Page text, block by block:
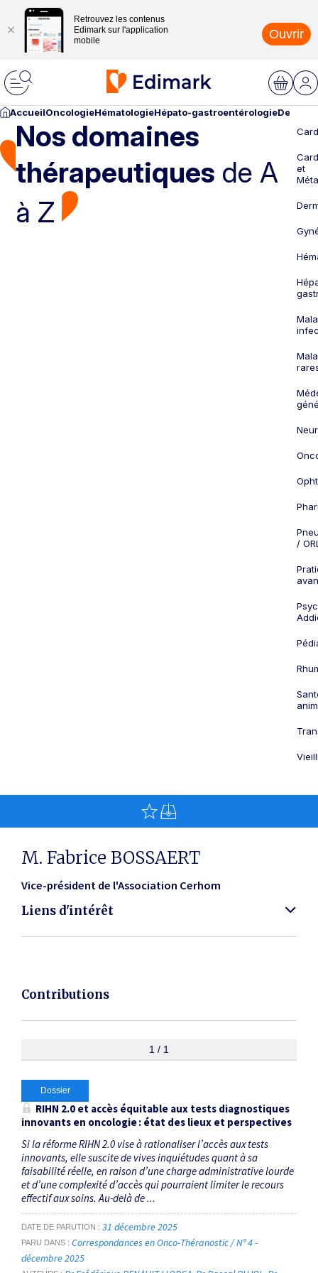
Retrouvez les contenus
Edimark sur l'application
mobile
Ouvrir
AccueilOncologieHématologieHépato-gastroentérologie
Nos domaines
thérapeutiques de A
à Z
et
/
M. Fabrice BOSSAERT
Vice-président de l'Association Cerhom
Liens d'intérêt
Contributions
1 / 1
Dossier
RIHN 2.0 et accès équitable aux tests diagnostiques
innovants en oncologie : état des lieux et perspectives
Si la réforme RIHN 2.0 vise à rationaliser l’accès aux tests
innovants, elle suscite de vives inquiétudes quant à sa
faisabilité réelle, en raison d’une charge administrative lourde
et d’une complexité d’accès qui pourraient limiter le recours
effectif aux soins. Au-delà de ...
DATE DE PARUTION 31 décembre 2025
PARU DANS
Correspondances en Onco-Théranostic / N° 4 -
décembre 2025